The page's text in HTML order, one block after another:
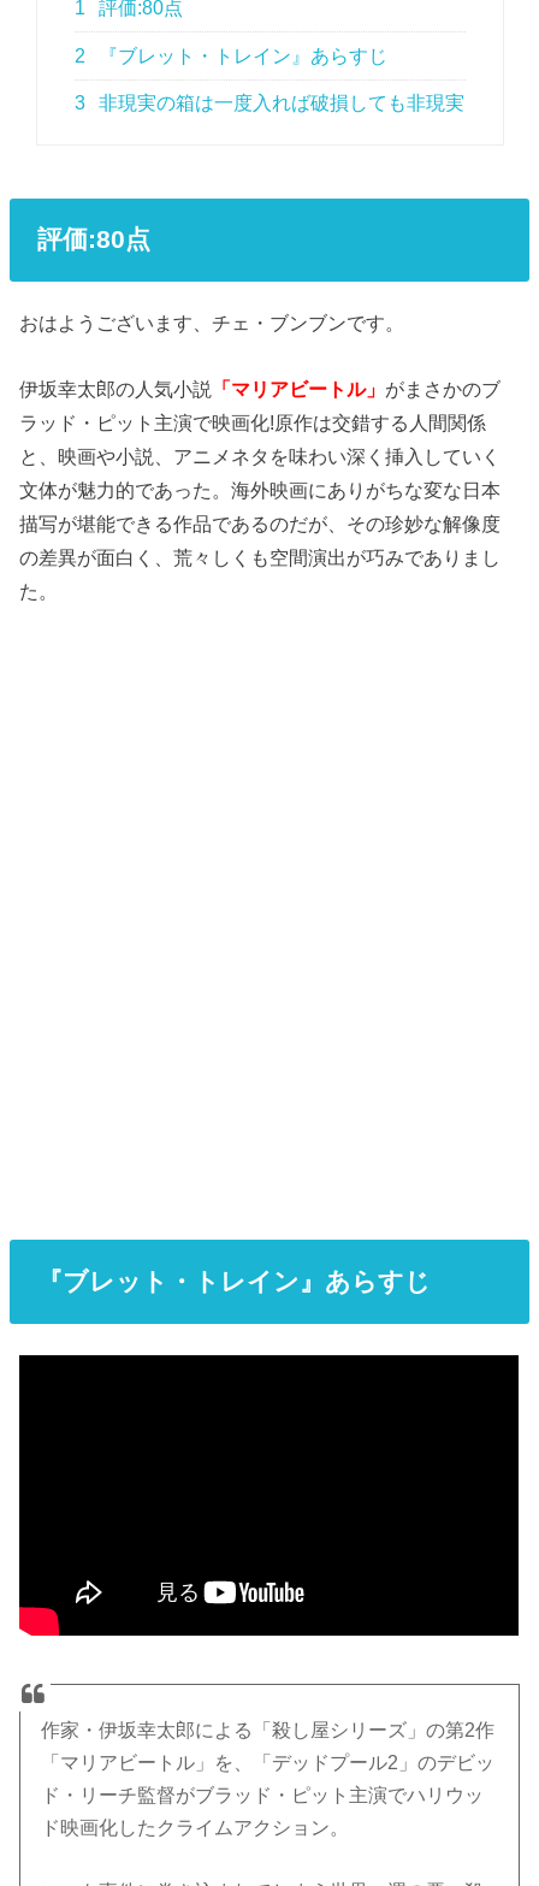
1 評価:80点
2 『ブレット・トレイン』あらすじ
3 非現実の箱は一度入れば破損しても非現実
評価:80点
おはようございます、チェ・ブンブンです。
伊坂幸太郎の人気小説 「マリアビートル」 がまさかのブ
ラッド・ピット主演で映画化!原作は交錯する人間関係
と、映画や小説、アニメネタを味わい深く挿入していく
文体が魅力的であった。海外映画にありがちな変な日本
描写が堪能できる作品であるのだが、その珍妙な解像度
の差異が面白く、荒々しくも空間演出が巧みでありまし
た。
『ブレット・トレイン』あらすじ
作家・伊坂幸太郎による「殺し屋シリーズ」の第2作
「マリアビートル」を、「デッドプール2」のデビッ
ド・リーチ監督がブラッド・ピット主演でハリウッ
ド映画化したクライムアクション。